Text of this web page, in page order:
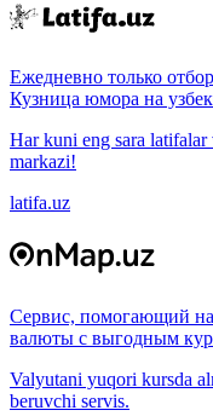
Ежедневно только
Кузница юмора на
Har kuni eng sara
markazi!
latifa.uz
Сервис, помогающий
валюты с выгодным
Valyutani yuqori kursda
beruvchi servis.